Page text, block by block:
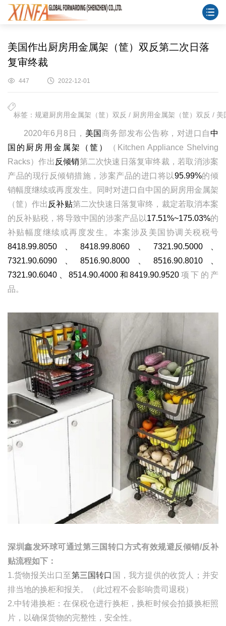
美国作出厨房用金属架（筐）双反第二次日落
复审终裁
447 2022-12-01
标签：规避厨房用金属架（筐）双反 / 厨房用金属架（筐）双反 /
2020年6月8日， 美国商务部发布公告称，对进口自中
国的厨房用金属架（筐）
（Kitchen Appliance Shelving
Racks）作出 反倾销第二次快速日落复审终裁，若取消涉案
产品的现行反倾销措施，涉案产品的进口将以95.99%的倾
销幅度继续或再度发生。同时对进口自中国的厨房用金属架
（筐）作出 反补贴第二次快速日落复审终，裁定若取消本案
的反补贴税，将导致中国的涉案产品以17.51%~175.03%的
补贴幅度继续或再度发生。本案涉及美国协调关税税号
8418.99.8050、8418.99.8060、7321.90.5000、
7321.90.6090、8516.90.8000、8516.90.8010、
7321.90.6040、8514.90.4000和8419.90.9520 项下的产
品。
深圳鑫发环球可通过第三国转口方式有效规避反倾销/反补
贴流程如下：
1.货物报关出口至第三国转口 国，我方提供的收货人；并安
排当地的换柜和报关。（此过程不会影响贵司退税）
2.中转港换柜：在保税仓进行换柜，换柜时候会拍摄换柜照
片，以确保货物的完整性，安全性。